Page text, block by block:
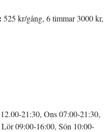
525 kr/gång, 6 timmar 3000 kr,
21:30, Ons 07:00-21:30,
09:00-16:00, Sön 10:00-